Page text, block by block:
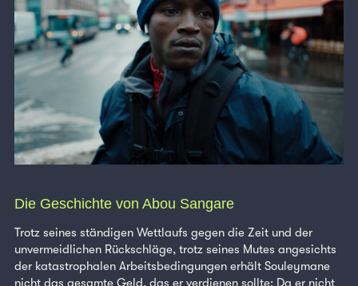
Die Geschichte von Abou Sangare
Trotz seines ständigen Wettlaufs gegen die Zeit und der
unvermeidlichen Rückschläge, trotz seines Mutes angesichts
der katastrophalen Arbeitsbedingungen erhält Souleymane
nicht das gesamte Geld, das er verdienen sollte: Da er nicht